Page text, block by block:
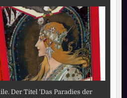
Der Titel 'Das Paradies der